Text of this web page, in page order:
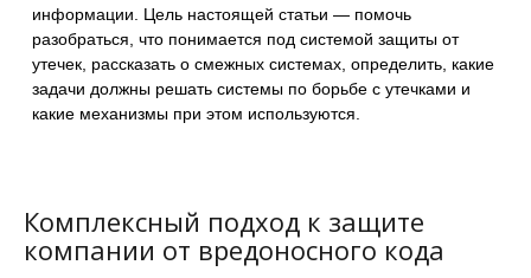
информации. Цель настоящей статьи — помочь
разобраться, что понимается под системой защиты от
утечек, рассказать о смежных системах, определить, какие
задачи должны решать системы по борьбе с утечками и
какие механизмы при этом используются.
Комплексный подход к защите
компании от вредоносного кода